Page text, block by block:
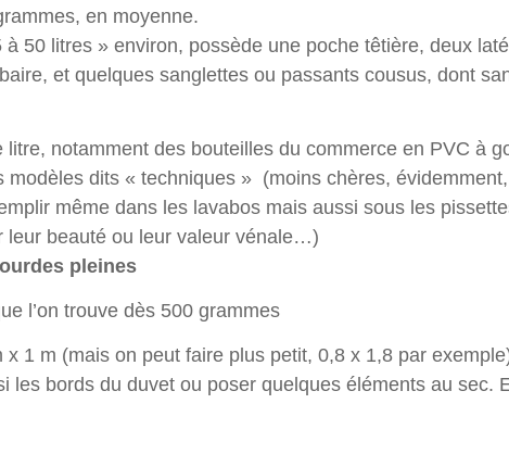
en moyenne.
50 litres » environ, possède une poche têtière, deux
et quelques sanglettes ou passants cousus, dont
notamment des bouteilles du commerce en PVC à
dits « techniques » (moins chères,
même dans les lavabos mais aussi sous les
leur beauté ou leur valeur vénale…)
pleines
l’on trouve dès 500 grammes
1 m (mais on peut faire plus petit, 0,8 x 1,8 par
les bords du duvet ou poser quelques éléments au sec.